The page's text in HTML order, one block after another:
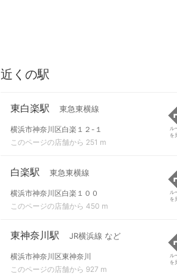
近くの駅
東白楽駅 東急東横線
横浜市神奈川区白楽１２-１
このページの店舗から 251 m
ル
を
白楽駅 東急東横線
横浜市神奈川区白楽１００
このページの店舗から 450 m
ル
を
東神奈川駅 JR横浜線 など
横浜市神奈川区東神奈川
このページの店舗から 927 m
ル
を